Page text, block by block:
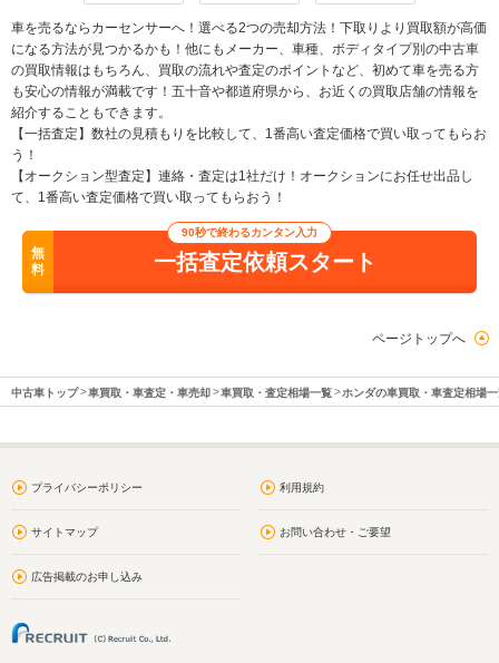
車を売るならカーセンサーへ！選べる2つの売却方法！下取りより買取額が高価
になる方法が見つかるかも！他にもメーカー、車種、ボディタイプ別の中古車
の買取情報はもちろん、買取の流れや査定のポイントなど、初めて車を売る方
も安心の情報が満載です！五十音や都道府県から、お近くの買取店舗の情報を
紹介することもできます。
【一括査定】数社の見積もりを比較して、1番高い査定価格で買い取ってもらお
う！
【オークション型査定】連絡・査定は1社だけ！オークションにお任せ出品し
て、1番高い査定価格で買い取ってもらおう！
無
料
90秒で終わるカンタン入力
一括査定依頼スタート
ページトップへ
中古車トップ 車買取・車査定・車売却 車買取・査定相場一覧 ホンダの車買取・車査定相場
プライバシーポリシー 利用規約
サイトマップ お問い合わせ・ご要望
広告掲載のお申し込み